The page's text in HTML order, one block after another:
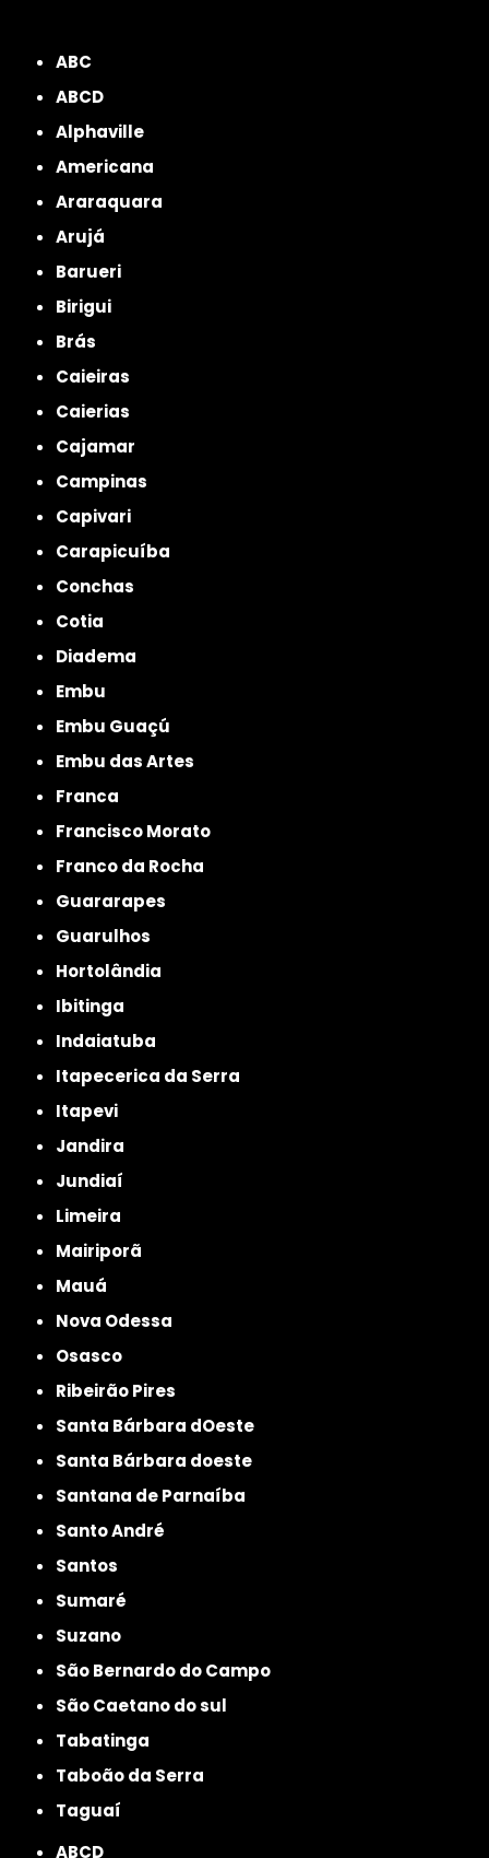
ABC
ABCD
Alphaville
Americana
Araraquara
Arujá
Barueri
Birigui
Brás
Caieiras
Caierias
Cajamar
Campinas
Capivari
Carapicuíba
Conchas
Cotia
Diadema
Embu
Embu Guaçú
Embu das Artes
Franca
Francisco Morato
Franco da Rocha
Guararapes
Guarulhos
Hortolândia
Ibitinga
Indaiatuba
Itapecerica da Serra
Itapevi
Jandira
Jundiaí
Limeira
Mairiporã
Mauá
Nova Odessa
Osasco
Ribeirão Pires
Santa Bárbara dOeste
Santa Bárbara doeste
Santana de Parnaíba
Santo André
Santos
Sumaré
Suzano
São Bernardo do Campo
São Caetano do sul
Tabatinga
Taboão da Serra
Taguaí
ABCD